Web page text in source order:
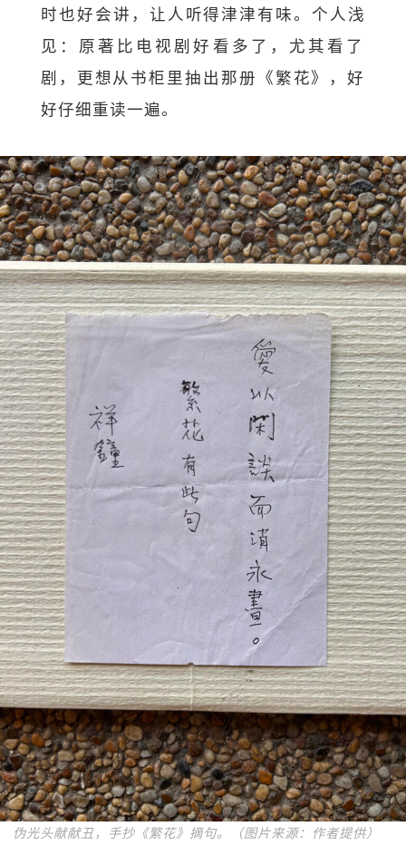
时也好会讲，让人听得津津有味。个人浅
见： 原著比电视剧好看多了，尤其看了
剧，更想从书柜里抽出那册《繁花》，好
好仔细重读一遍。
伪光头献献丑，手抄《繁花》摘句。（图片来源：作者提供）